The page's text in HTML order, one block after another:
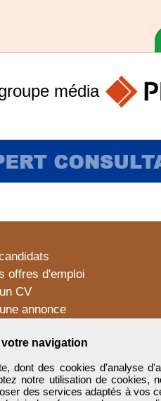
navigation
dont des cookies d'analyse
notre utilisation de cookies,
des services adaptés à vos
média
offres d'emploi
CV
annonce